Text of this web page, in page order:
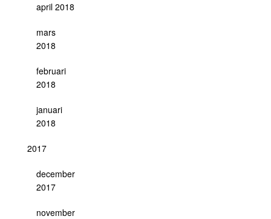
april 2018
mars
2018
februari
2018
januari
2018
2017
december
2017
november